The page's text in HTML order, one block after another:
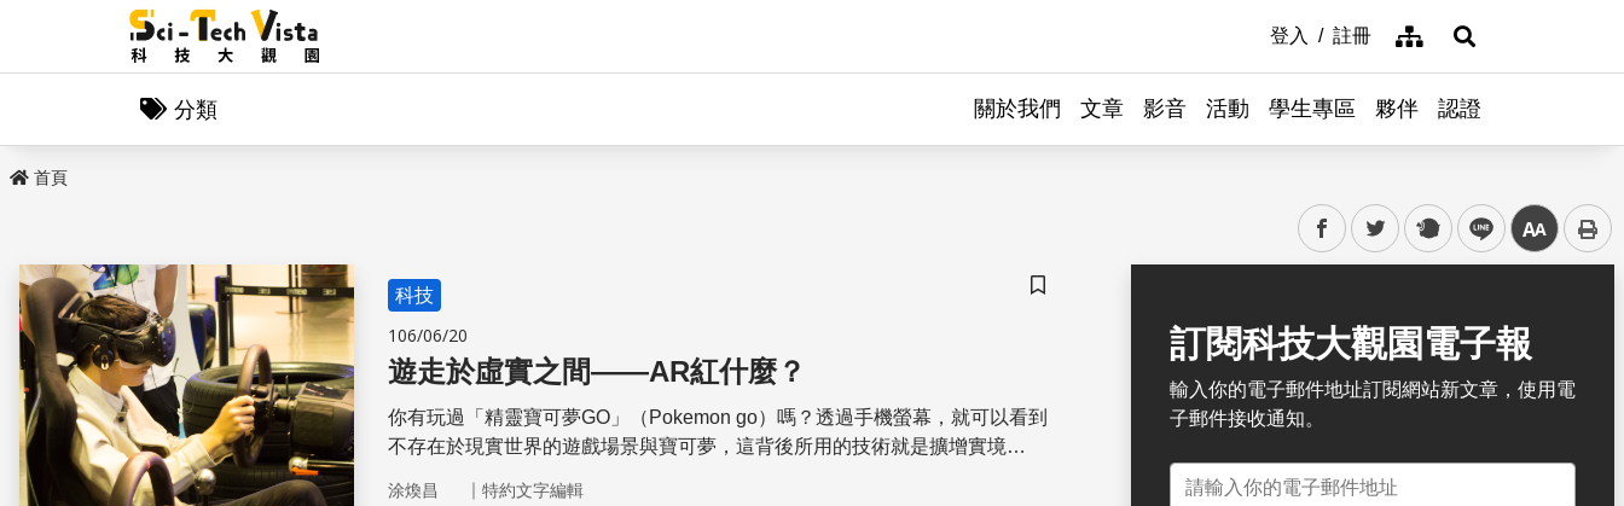
登入 註冊 網站導覽展開搜尋
分類 關於我們 文章 影音 活動 學生專區 夥伴 認證
首頁
facebooktwitter plurk line 中
儲存書籤
科技
106/06/20
遊走於虛實之間——AR紅什麼？
你有玩過「精靈寶可夢GO」（Pokemon go）嗎？透過手機螢幕，就可以看到
不存在於現實世界的遊戲場景與寶可夢，這背後所用的技術就是擴增實境
涂煥昌 ｜ 特約文字編輯
訂閱科技大觀園電子報
輸入你的電子郵件地址訂閱網站新文章，使用電
子郵件接收通知。
電子郵件地址